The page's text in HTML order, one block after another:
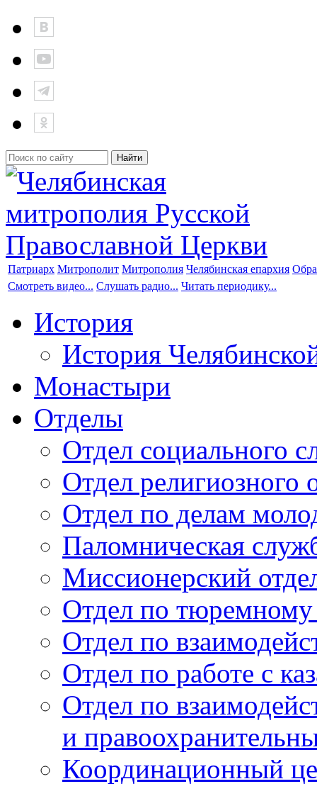
Патриарх Митрополит Митрополия Челябинская епархия
Смотреть видео... Слушать радио... Читать периодику...
История
История
Монастыри
Отделы
Отдел социального
Отдел религиозного
Отдел по делам
Паломническая
Миссионерский
Отдел по
Отдел по
Отдел по работе с
Отдел по
и
Координационный